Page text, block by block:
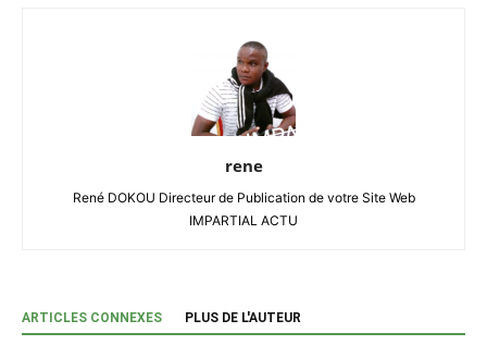
rene
René DOKOU Directeur de Publication de votre Site Web
IMPARTIAL ACTU
ARTICLES CONNEXES PLUS DE L'AUTEUR